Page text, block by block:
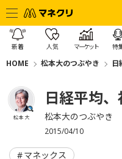
新着 人気 マーケット 特
HOME 松本大のつぶやき 日
松本 大
日経平均
松本大のつぶやき
2015/04/10
マネックス